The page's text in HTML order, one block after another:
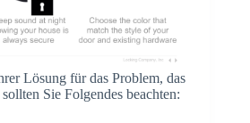
Lösung für das Problem, das
Sie Folgendes beachten: